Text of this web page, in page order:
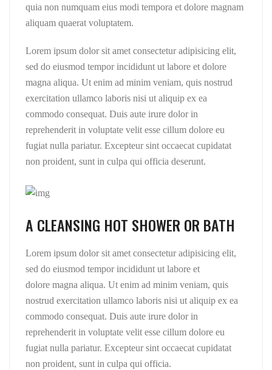
quia non numquam eius modi tempora et dolore magnam
aliquam quaerat voluptatem.
Lorem ipsum dolor sit amet consectetur adipisicing elit,
sed do eiusmod tempor incididunt ut labore et dolore
magna aliqua. Ut enim ad minim veniam, quis nostrud
exercitation ullamco laboris nisi ut aliquip ex ea
commodo consequat. Duis aute irure dolor in
reprehenderit in voluptate velit esse cillum dolore eu
fugiat nulla pariatur. Excepteur sint occaecat cupidatat
non proident, sunt in culpa qui officia deserunt.
A CLEANSING HOT SHOWER OR BATH
Lorem ipsum dolor sit amet consectetur adipisicing elit,
sed do eiusmod tempor incididunt ut labore et
dolore magna aliqua. Ut enim ad minim veniam, quis
nostrud exercitation ullamco laboris nisi ut aliquip ex ea
commodo consequat. Duis aute irure dolor in
reprehenderit in voluptate velit esse cillum dolore eu
fugiat nulla pariatur. Excepteur sint occaecat cupidatat
non proident, sunt in culpa qui officia.